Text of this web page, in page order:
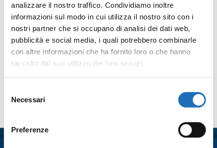
analizzare il nostro traffico. Condividiamo inoltre
informazioni sul modo in cui utilizza il nostro sito con i
nostri partner che si occupano di analisi dei dati web,
pubblicità e social media, i quali potrebbero combinarle
con altre informazioni che ha fornito loro o che hanno
raccolto dal suo utilizzo dei loro servizi.
delNecessari
Preferenze
F
a
c
e
b
o
o
T
w
i
t
t
e
r
E
m
a
i
l
W
h
a
t
s
A
p
L
i
n
k
e
d
I
C
o
n
d
i
v
i
Contattaci
Nome